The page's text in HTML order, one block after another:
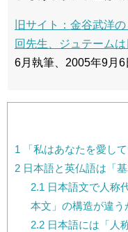
旧サイト：金谷武洋
回先生、ジュテーム
6月執筆、2005年9月
1 「私はあなたを愛し
2 日本語と英仏語は「
2.1 日本語文で人称
本文」の構造が違う
2.2日本語には「人